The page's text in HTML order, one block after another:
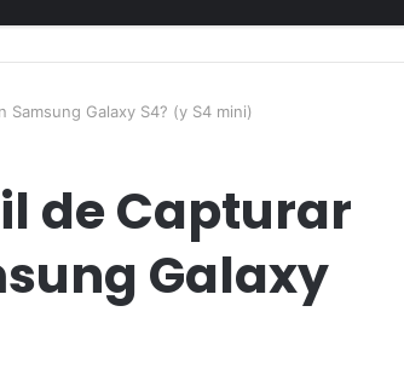
Samsung Galaxy S4? (y S4 mini)
de Capturar
Galaxy